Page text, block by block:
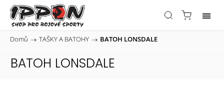
Domů / TAŠKY A BATOHY / BATOH LONSDALE
BATOH LONSDALE